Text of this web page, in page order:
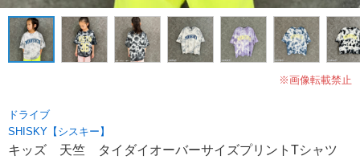
※画像転載禁止
ドライブ
SHISKY【シスキー】
キッズ 天竺 タイダイオーバーサイズプリントTシャツ